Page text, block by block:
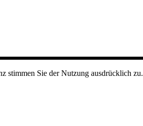
stimmen Sie der Nutzung ausdrücklich zu.